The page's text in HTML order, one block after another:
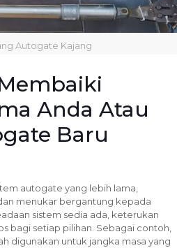
Autogate Kajang
Anda Atau
Baru
autogate yang lebih lama,
menukar bergantung kepada
sistem sedia ada, keterukan
bagi setiap pilihan. Sebagai contoh,
digunakan untuk jangka masa yang